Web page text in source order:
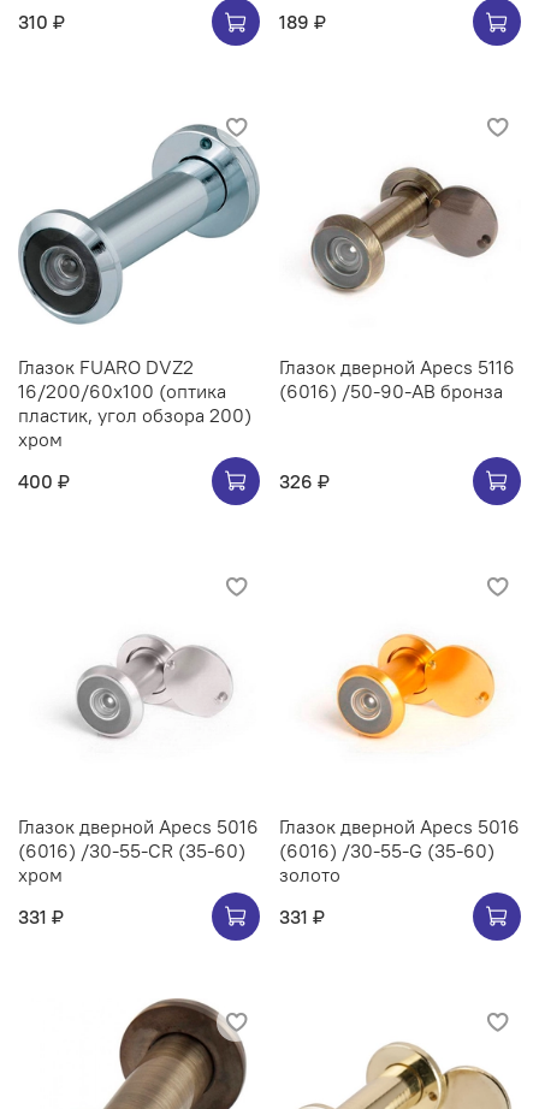
310 ₽ 189 ₽
Глазок FUARO DVZ2
16/200/60x100 (оптика
пластик, угол обзора 200)
хром
400 ₽
Глазок дверной Apecs 5116
(6016) /50-90-AB бронза
326 ₽
Глазок дверной Apecs 5016
(6016) /30-55-CR (35-60)
хром
331 ₽
Глазок дверной Apecs 5016
(6016) /30-55-G (35-60)
золото
331 ₽